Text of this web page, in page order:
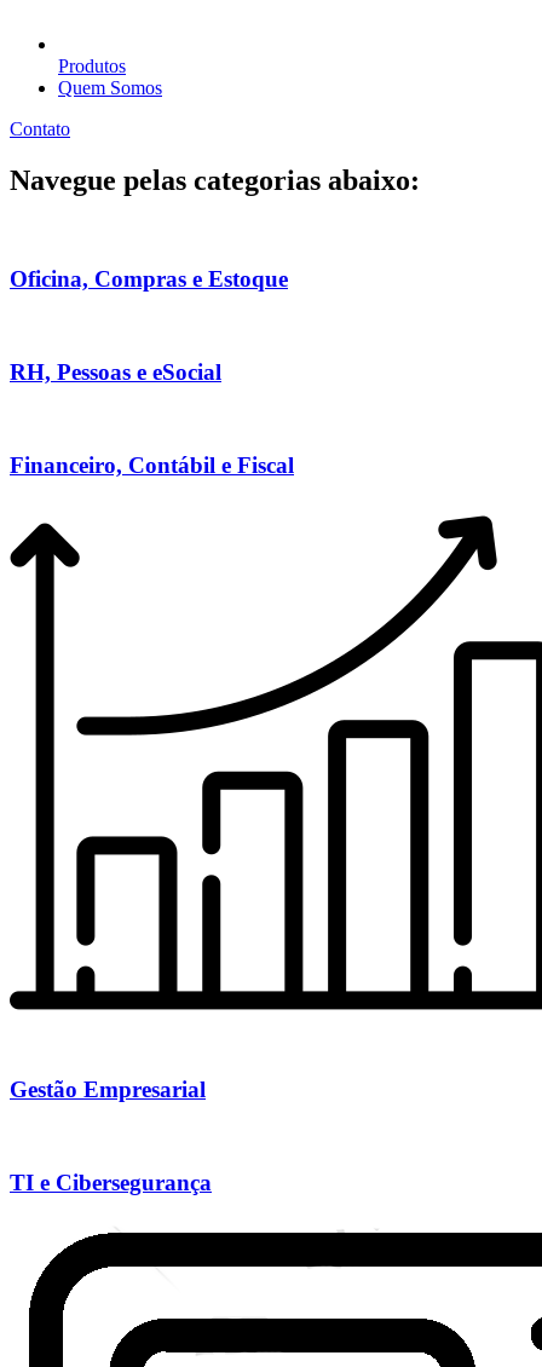
Produtos
Quem Somos
Contato
Navegue pelas categorias abaixo:
Oficina, Compras e Estoque
RH, Pessoas e eSocial
Financeiro, Contábil e Fiscal
Gestão Empresarial
TI e Cibersegurança